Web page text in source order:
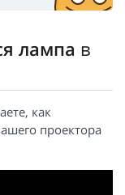
лампа в
как
проектора